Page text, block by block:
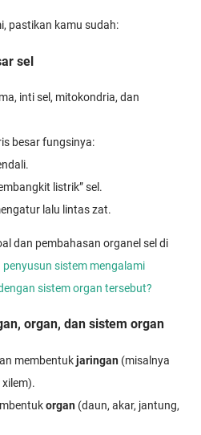
pastikan kamu sudah:
sel
inti sel, mitokondria, dan
besar fungsinya:
listrik” sel.
lalu lintas zat.
dan pembahasan organel sel di
sistem mengalami
sistem organ tersebut?
organ, dan sistem organ
membentukjaringan (misalnya
organ (daun, akar, jantung,